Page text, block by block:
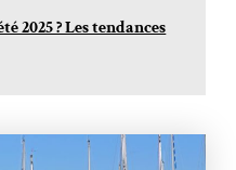
2025 ? Les tendances